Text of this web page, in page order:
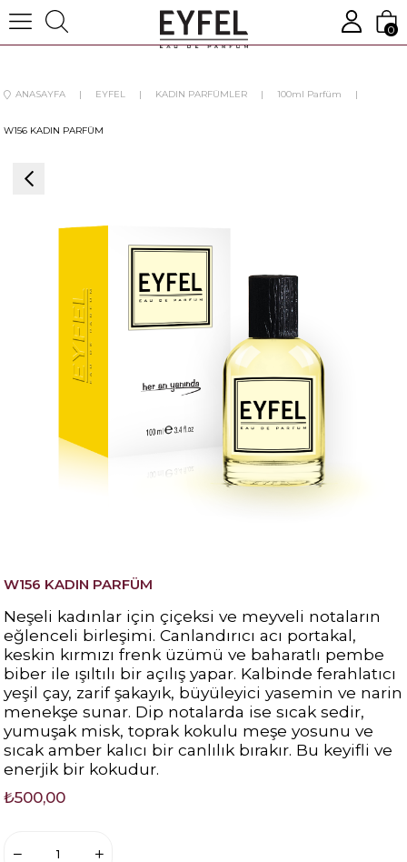
0
ANASAYFA EYFEL KADIN PARFÜMLER 100ml Parfüm
W156 KADIN PARFÜM
W156 KADIN PARFÜM
Neşeli kadınlar için çiçeksi ve meyveli notaların
eğlenceli birleşimi. Canlandırıcı acı portakal,
keskin kırmızı frenk üzümü ve baharatlı pembe
biber ile ışıltılı bir açılış yapar. Kalbinde ferahlatıcı
yeşil çay, zarif şakayık, büyüleyici yasemin ve narin
menekşe sunar. Dip notalarda ise sıcak sedir,
yumuşak misk, toprak kokulu meşe yosunu ve
sıcak amber kalıcı bir canlılık bırakır. Bu keyifli ve
enerjik bir kokudur.
₺500,00